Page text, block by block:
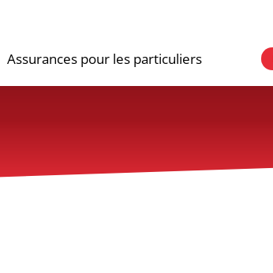
Assurances pour les particuliers